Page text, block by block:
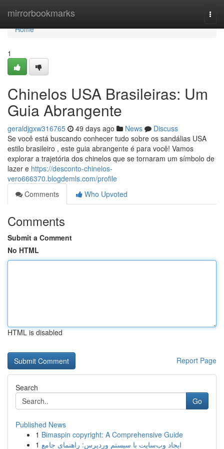
mirrorbookmarks
Home
Home
1
Chinelos USA Brasileiras: Um
Guia Abrangente
geraldjgxw316765 49 days ago News
Discuss
Se você está buscando conhecer tudo sobre os sandálias USA
estilo brasileiro , este guia abrangente é para você! Vamos
explorar a trajetória dos chinelos que se tornaram um símbolo de
lazer e https://desconto-chinelos-
vero666370.blogdemls.com/profile
Comments
Who Upvoted
Comments
Submit a Comment
No HTML
HTML is disabled
Report Page
Search
Go
Published News
1 Bimaspin copyright: A Comprehensive Guide
1 ایجاد وب‌سایت با سیستم وردپرس: راهنمای جامع